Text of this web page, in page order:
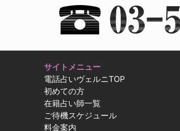
サイトメニュー
電話占いヴェルニTOP
初めての方
在籍占い師一覧
ご待機スケジュール
料金案内